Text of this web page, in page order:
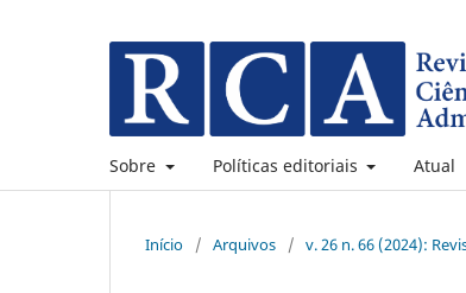
Sobre Políticas editoriais Atual
Início / Arquivos / v. 26 n. 66 (2024):